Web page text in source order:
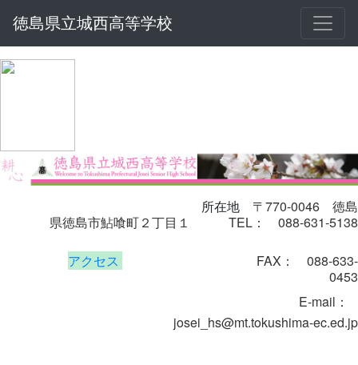
徳島県立城西高等学校
所在地 〒770-0046 徳島
県徳島市鮎喰町２丁目１ TEL： 088-631-5138
アクセス
FAX： 088-633-
0453
E-mail ：
josei_hs@mt.tokushima-ec.ed.jp